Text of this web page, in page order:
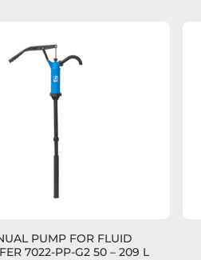
PUMP FOR FLUID
7022-PP-G2 50 – 209 L